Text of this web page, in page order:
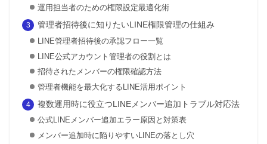
運用担当者のための権限設定最適化術
管理者招待後に知りたいLINE権限管理の仕組み
LINE管理者招待後の承認フロー一覧
LINE公式アカウント管理者の役割とは
招待されたメンバーの権限確認方法
管理者機能を最大化するLINE活用ポイント
複数運用時に役立つLINEメンバー追加トラブル対応法
公式LINEメンバー追加エラー原因と対策表
メンバー追加時に陥りやすいLINEの落とし穴